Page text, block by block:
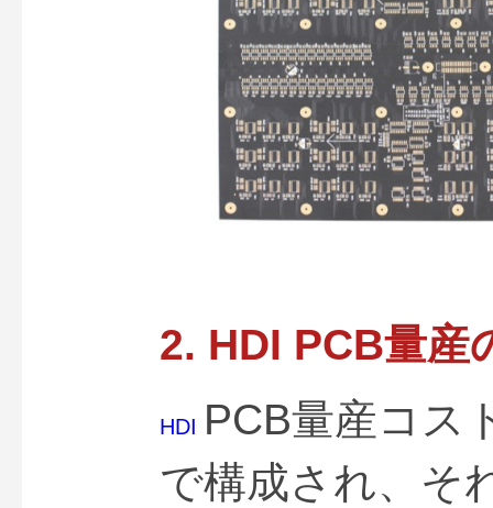
2. HDI PCB量産
HDI PCB量産コス
で構成され、そ